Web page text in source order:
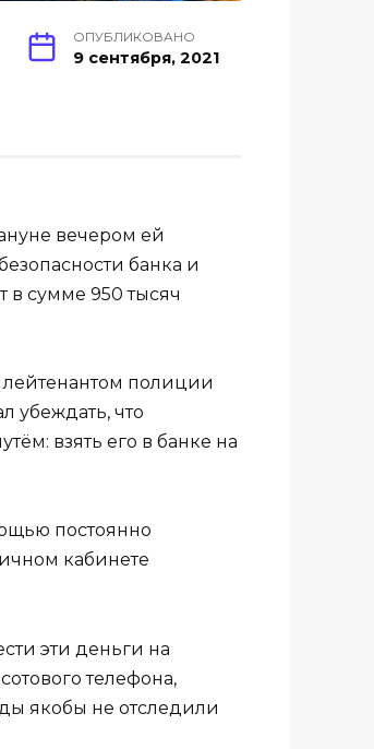
ОПУБЛИКОВАНО
9 сентября, 2021
вечером ей
банка и
сумме 950 тысяч
полиции
убеждать, что
взять его в банке на
постоянно
кабинете
эти деньги на
телефона,
якобы не отследили